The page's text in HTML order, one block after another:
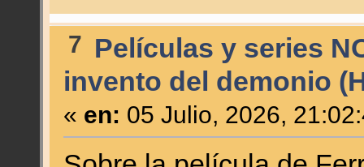
7 Películas y series
invento del demonio
« en: 05 Julio, 2026,